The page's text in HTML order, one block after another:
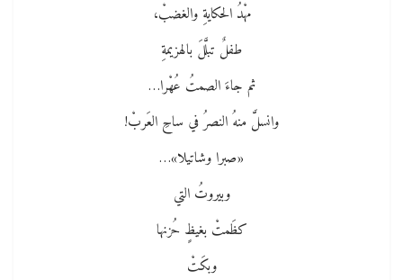
مهْدُ الحكايةِ والغضبْ،
طفلٌ تبلَّلَ بالهزيمةِ
ثم جاءَ الصمتُ عُهْرا…
وانسلَّ منهُ النصرُ في ساحِ العَربْ!
«صبرا وشاتيلا»…
وبيروتُ التي
كظَمتْ بغيظٍ حُزنها
وبكَتْ